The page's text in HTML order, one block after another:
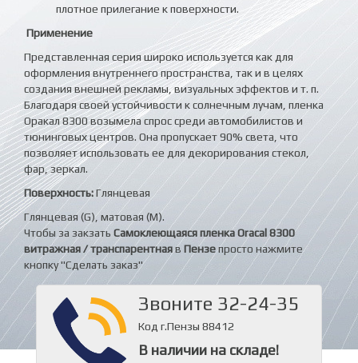
плотное прилегание к поверхности.
Применение
Представленная серия широко используется как для
оформления внутреннего пространства, так и в целях
создания внешней рекламы, визуальных эффектов и т. п.
Благодаря своей устойчивости к солнечным лучам, пленка
Оракал 8300 возымела спрос среди автомобилистов и
тюнинговых центров. Она пропускает 90% света, что
позволяет использовать ее для декорирования стекол,
фар, зеркал.
Поверхность:Глянцевая
Глянцевая (G), матовая (M).
Чтобы за закзать Самоклеющаяся пленка Oracal 8300
витражная / транспарентнаяв Пензепросто нажмите
кнопку "Сделать заказ"
Звоните 32-24-35
Код г.Пензы 88412
В наличии на складе!